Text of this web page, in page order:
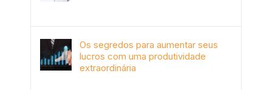
Os segredos para aumentar seus
lucros com uma produtividade
extraordinária